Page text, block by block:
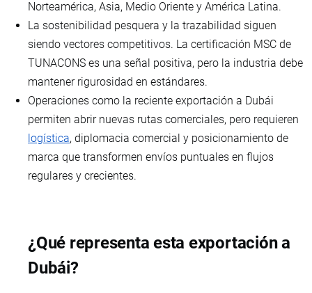
Norteamérica, Asia, Medio Oriente y América Latina.
La sostenibilidad pesquera y la trazabilidad siguen
siendo vectores competitivos. La certificación MSC de
TUNACONS es una señal positiva, pero la industria debe
mantener rigurosidad en estándares.
Operaciones como la reciente exportación a Dubái
permiten abrir nuevas rutas comerciales, pero requieren
logística, diplomacia comercial y posicionamiento de
marca que transformen envíos puntuales en flujos
regulares y crecientes.
¿Qué representa esta exportación a
Dubái?